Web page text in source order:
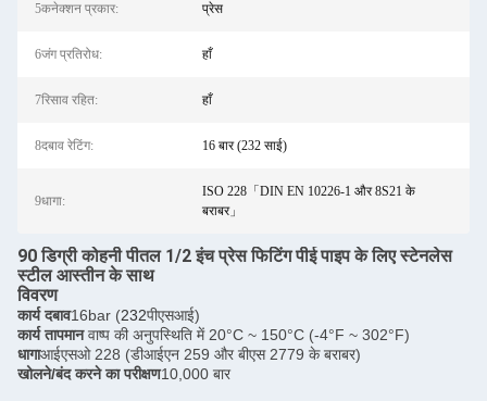
5कनेक्शन प्रकार: प्रेस
6जंग प्रतिरोध: हाँ
7रिसाव रहित: हाँ
8दबाव रेटिंग: 16 बार (232 साई)
9धागा:
ISO 228「DIN EN 10226-1 और 8S21 के
बराबर」
90 डिग्री कोहनी पीतल 1/2 इंच प्रेस फिटिंग पीई पाइप के लिए स्टेनलेस
स्टील आस्तीन के साथ
विवरण
कार्य दबाव16bar (232पीएसआई)
कार्य तापमान वाष्प की अनुपस्थिति में 20°C ~ 150°C (-4°F ~ 302°F)
धागाआईएसओ 228 (डीआईएन 259 और बीएस 2779 के बराबर)
खोलने/बंद करने का परीक्षण10,000 बार